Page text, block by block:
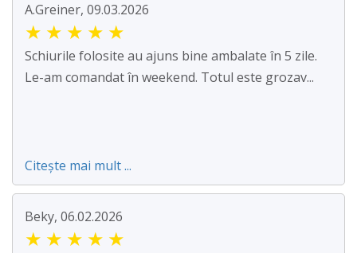
A.Greiner, 09.03.2026
★ ★ ★ ★ ★
Schiurile folosite au ajuns bine ambalate în 5 zile.
Le-am comandat în weekend. Totul este grozav...
Citește mai mult ...
Beky, 06.02.2026
★ ★ ★ ★ ★